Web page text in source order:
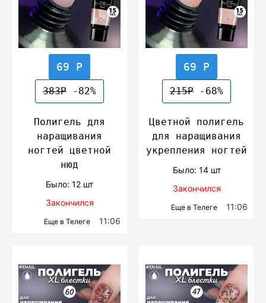
69 Р
383Р -82%
Полигель для
наращивания
ногтей цветной
нюд
Было: 12 шт
Закончился
Еще в Телеге 11:06
69 Р
215Р -68%
Цветной полигель
для наращивания
укрепления ногтей
Было: 14 шт
Закончился
Еще в Телеге 11:06